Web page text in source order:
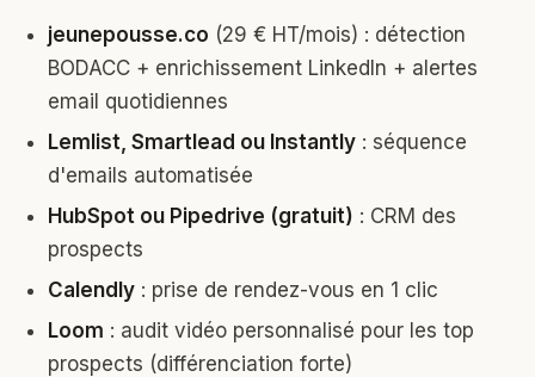
jeunepousse.co (29 € HT/mois) : détection
BODACC + enrichissement LinkedIn + alertes
email quotidiennes
Lemlist, Smartlead ou Instantly : séquence
d'emails automatisée
HubSpot ou Pipedrive (gratuit) : CRM des
prospects
Calendly : prise de rendez-vous en 1 clic
Loom : audit vidéo personnalisé pour les top
prospects (différenciation forte)